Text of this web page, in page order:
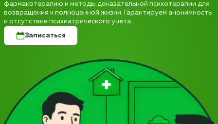
фармакотерапию и методы доказательной психотерапии для
возвращения к полноценной жизни. Гарантируем анонимность
и отсутствие психиатрического учета.
Записаться